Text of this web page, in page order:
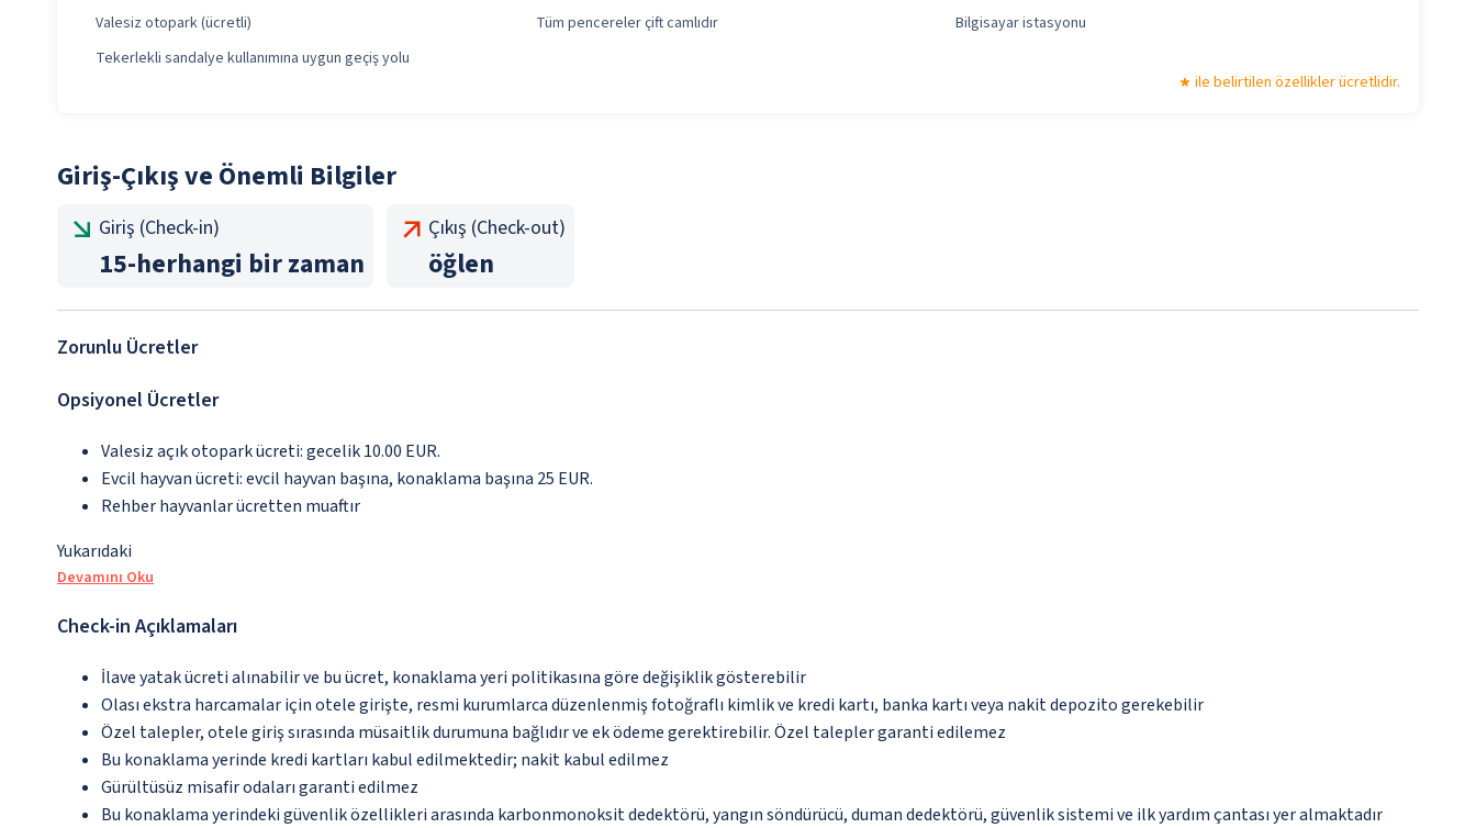
Valesiz otopark (ücretli)
Tüm pencereler çift camlıdır
Bilgisayar istasyonu
Tekerlekli sandalye kullanımına uygun geçiş yolu
ile belirtilen özellikler ücretlidir.
Giriş-Çıkış ve Önemli Bilgiler
Giriş (Check-in)
15-herhangi bir zaman
Çıkış (Check-out)
öğlen
Zorunlu Ücretler
Opsiyonel Ücretler
Valesiz açık otopark ücreti: gecelik 10.00 EUR.
Evcil hayvan ücreti: evcil hayvan başına, konaklama başına 25 EUR.
Rehber hayvanlar ücretten muaftır
Yukarıdaki
Devamını Oku
Check-in Açıklamaları
İlave yatak ücreti alınabilir ve bu ücret, konaklama yeri politikasına göre değişiklik gösterebilir
Olası ekstra harcamalar için otele girişte, resmi kurumlarca düzenlenmiş fotoğraflı kimlik ve kredi kartı, banka kartı veya nakit depozito gerekebilir
Özel talepler, otele giriş sırasında müsaitlik durumuna bağlıdır ve ek ödeme gerektirebilir. Özel talepler garanti edilemez
Bu konaklama yerinde kredi kartları kabul edilmektedir; nakit kabul edilmez
Gürültüsüz misafir odaları garanti edilmez
Bu konaklama yerindeki güvenlik özellikleri arasında karbonmonoksit dedektörü, yangın söndürücü, duman dedektörü, güvenlik sistemi ve ilk yardım çantası yer almaktadır